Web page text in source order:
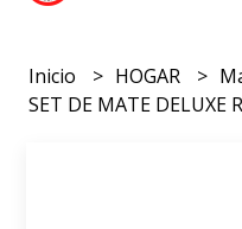
Inicio HOGAR
SET DE MATE DELUXE